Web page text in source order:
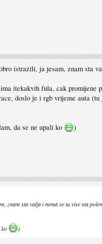
istrazili, ja jesam, znam sta
itekakvih fula, cak promijene
doslo je i rgb vrijeme auta
da se ne upali ko )
znam sta valja i nema se tu vise sta
ko )